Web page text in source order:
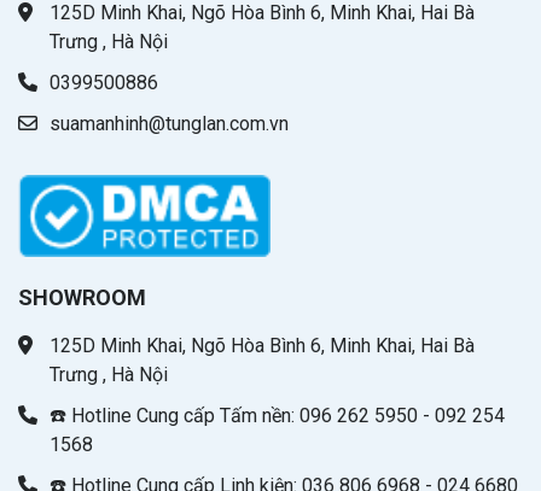
125D Minh Khai, Ngõ Hòa Bình 6, Minh Khai, Hai Bà
Trưng , Hà Nội
0399500886
suamanhinh@tunglan.com.vn
SHOWROOM
125D Minh Khai, Ngõ Hòa Bình 6, Minh Khai, Hai Bà
Trưng , Hà Nội
☎️ Hotline Cung cấp Tấm nền: 096 262 5950 - 092 254
1568
☎️ Hotline Cung cấp Linh kiện: 036 806 6968 - 024 6680